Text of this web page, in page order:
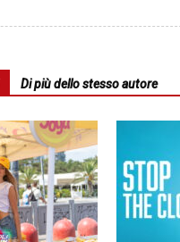
Di più dello stesso autore